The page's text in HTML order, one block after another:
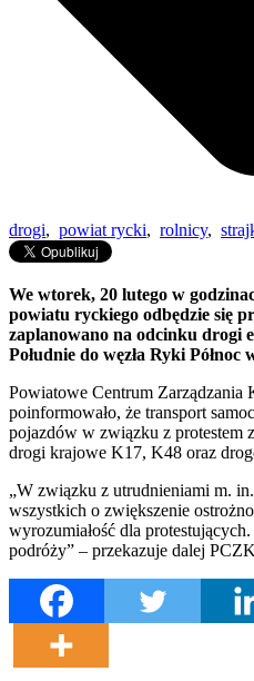
drogi, powiat rycki, rolnicy,
We wtorek, 20 lutego w
powiatu ryckiego odbędzie się
zaplanowano na odcinku drogi
Południe do węzła Ryki
Powiatowe Centrum Zarządzania
poinformowało, że transport
pojazdów w związku z protestem
drogi krajowe K17, K48 oraz
„W związku z utrudnieniami m.
wszystkich o zwiększenie
wyrozumiałość dla
podróży” – przekazuje dalej